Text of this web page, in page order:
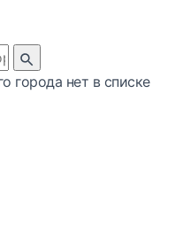
города нет в списке